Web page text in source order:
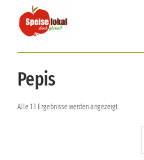
Pepis
Alle 13 Ergebnisse werden angezeigt